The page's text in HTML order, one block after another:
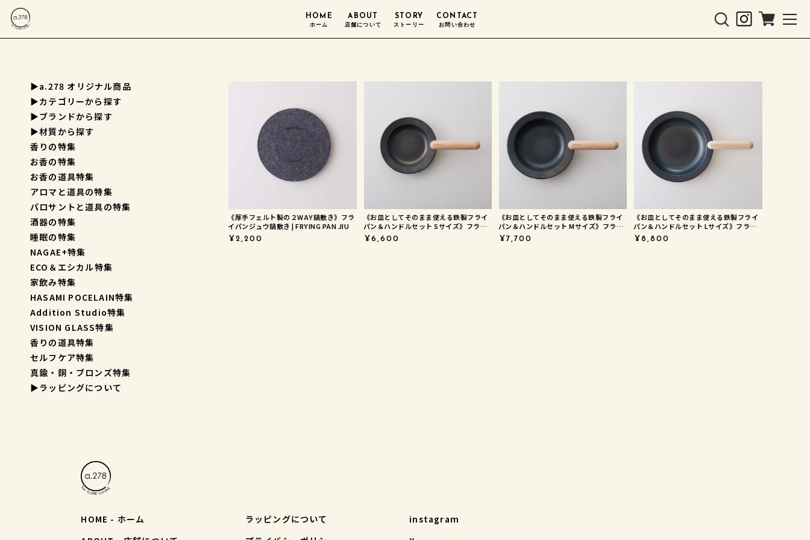
HOME
ホーム
ABOUT
店舗について
STORY
ストーリー
CONTACT
お問い合わせ
▶a.278 オリジナル商品
▶︎カテゴリーから探す
▶︎ブランドから探す
▶︎材質から探す
香りの特集
お香の特集
お香の道具特集
アロマと道具の特集
パロサントと道具の特集
酒器の特集
睡眠の特集
NAGAE+特集
ECO＆エシカル特集
家飲み特集
HASAMI POCELAIN特集
Addition Studio特集
VISION GLASS特集
香りの道具特集
セルフケア特集
真鍮・銅・ブロンズ特集
▶︎ラッピングについて
《厚手フェルト製の２WAY鍋敷き》フラ
イパンジュウ鍋敷き | FRYING PAN JIU
¥2,200
《お皿としてそのまま使える鉄製フライ
パン＆ハンドルセット Sサイズ》フライ
パンジュウ | FRYING PAN JIU
¥6,600
《お皿としてそのまま使える鉄製フライ
パン＆ハンドルセット Mサイズ》フライ
パンジュウ | FRYING PAN JIU
¥7,700
《お皿としてそのまま使える鉄製フライ
パン＆ハンドルセット Lサイズ》フライ
パンジュウ | FRYING PAN JIU
¥8,800
HOME - ホーム
ラッピングについて
instagram